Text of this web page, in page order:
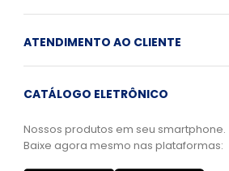
ATENDIMENTO AO CLIENTE
CATÁLOGO ELETRÔNICO
Nossos produtos em seu smartphone.
Baixe agora mesmo nas plataformas: